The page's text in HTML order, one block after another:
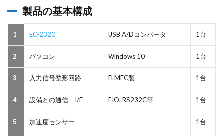
製品の基本構成
1 EC-2320 USB A/Dコンバータ 1台
2 パソコン Windows 10 1台
3 入力信号整形回路 ELMEC製 1台
4 設備との通信 I/F PIO, RS232C等 1台
5 加速度センサー 1台